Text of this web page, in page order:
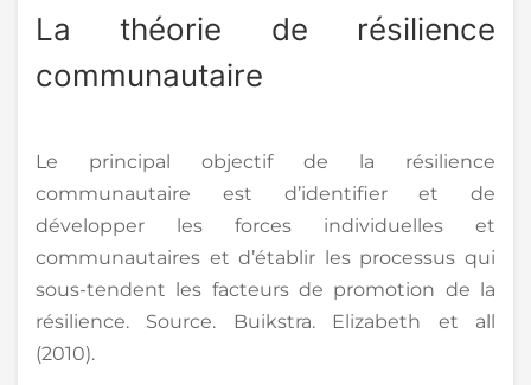
La théorie de résilience
communautaire
Le principal objectif de la résilience
communautaire est d’identifier et de
développer les forces individuelles et
communautaires et d’établir les processus qui
sous-tendent les facteurs de promotion de la
résilience. Source. Buikstra. Elizabeth et all
(2010).